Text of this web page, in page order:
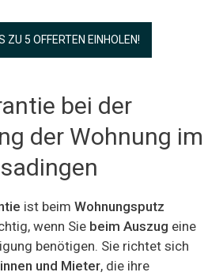
ZU 5 OFFERTEN EINHOLEN!
bei der
der Wohnung im
ist beim Wohnungsputz
wenn Sie beim Auszug eine
benötigen. Sie richtet sich
und Mieter, die ihre